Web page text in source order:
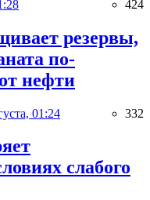
424
резервы,
по-
нефти
01:24 332
слабого